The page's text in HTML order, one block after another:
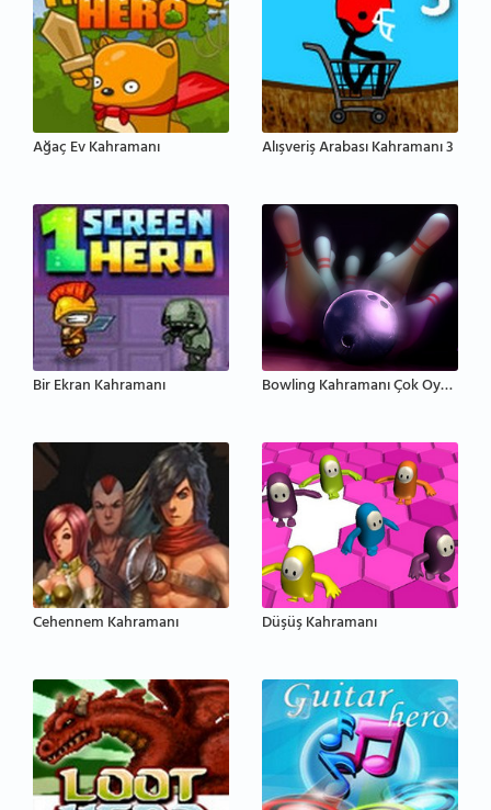
Ağaç Ev Kahramanı Alışveriş Arabası Kahramanı 3
Bir Ekran Kahramanı Bowling Kahramanı Çok Oyunculu
Cehennem Kahramanı Düşüş Kahramanı